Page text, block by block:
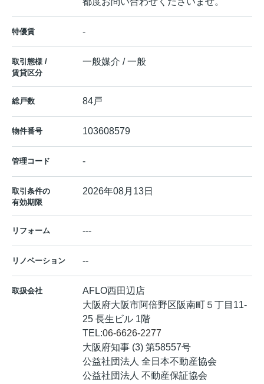
特優賃 -
取引態様 /
賃貸区分
一般媒介 / 一般
総戸数 84戸
物件番号 103608579
管理コード -
取引条件の
有効期限
2026年08月13日
リフォーム ---
リノベーション --
取扱会社
AFLO西田辺店
大阪府大阪市阿倍野区阪南町５丁目11-
25 長生ビル 1階
TEL:06-6626-2277
大阪府知事 (3) 第58557号
公益社団法人 全日本不動産協会
公益社団法人 不動産保証協会